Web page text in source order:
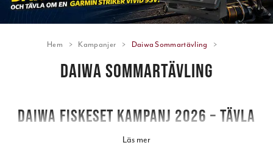
Hem Kampanjer Daiwa Sommartävling
DAIWA SOMMARTÄVLING
DAIWA FISKESET KAMPANJ 2026 – TÄVLA
OM EN GARMIN STRIKER VIVID 9SV MED
Läs mer